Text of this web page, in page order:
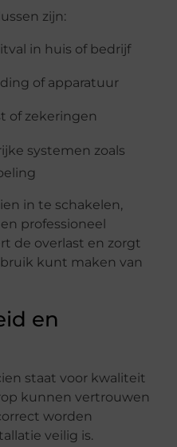
zijn:
in huis of bedrijf
of apparatuur
of zekeringen
systemen zoals
in te schakelen,
professioneel
de overlast en zorgt
kunt maken van
en
staat voor kwaliteit
kunnen vertrouwen
worden
veilig is.